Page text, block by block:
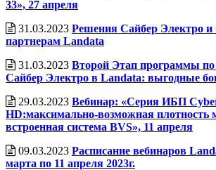
33», 27 апреля
31.03.2023 Решения Сайбер Электро и
партнерам Landata
31.03.2023 Второй Этап программы
Сайбер Электро в Landata: выгодные
29.03.2023 Вебинар: «Серия ИБП
HD:максимально-возможная плотность
встроенная система BVS», 11 апреля
09.03.2023 Расписание вебинаров
марта по 11 апреля 2023г.